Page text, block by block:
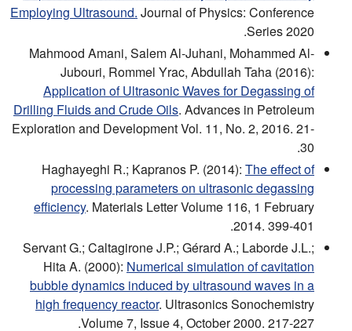
Employing Ultrasound. Journal of Physics: Conference
Series 2020.
Mahmood Amani, Salem Al-Juhani, Mohammed Al-
Jubouri, Rommel Yrac, Abdullah Taha (2016):
Application of Ultrasonic Waves for Degassing of
Drilling Fluids and Crude Oils. Advances in Petroleum
Exploration and Development Vol. 11, No. 2, 2016. 21-
30.
Haghayeghi R.; Kapranos P. (2014): The effect of
processing parameters on ultrasonic degassing
efficiency. Materials Letter Volume 116, 1 February
2014. 399-401.
Servant G.; Caltagirone J.P.; Gérard A.; Laborde J.L.;
Hita A. (2000): Numerical simulation of cavitation
bubble dynamics induced by ultrasound waves in a
high frequency reactor. Ultrasonics Sonochemistry
Volume 7, Issue 4, October 2000. 217-227.